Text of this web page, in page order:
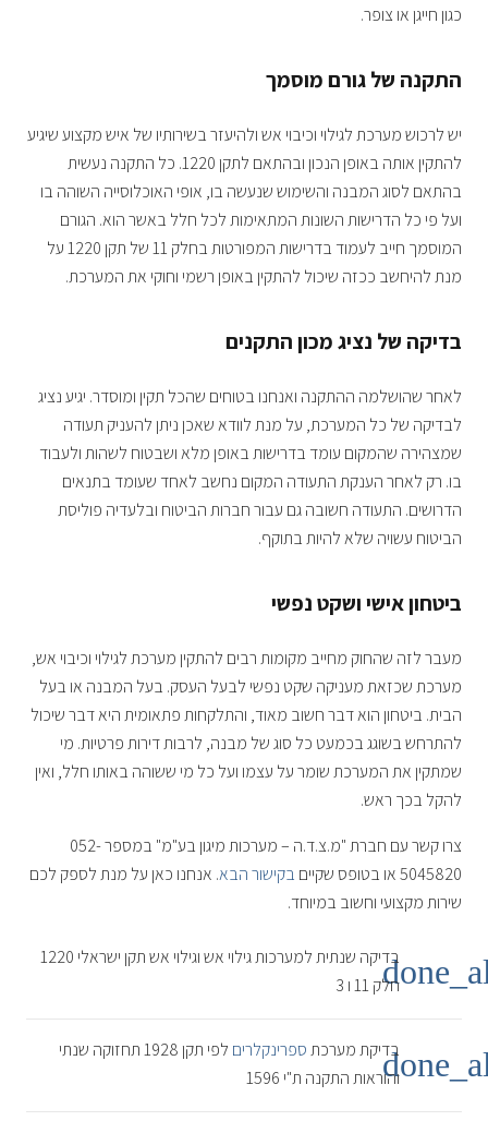
כגון חייגן או צופר.
התקנה של גורם מוסמך
יש לרכוש מערכת לגילוי וכיבוי אש ולהיעזר בשירותיו של איש מקצוע שיגיע
להתקין אותה באופן הנכון ובהתאם לתקן 1220. כל התקנה נעשית
בהתאם לסוג המבנה והשימוש שנעשה בו, אופי האוכלוסייה השוהה בו
ועל פי כל הדרישות השונות המתאימות לכל חלל באשר הוא. הגורם
המוסמך חייב לעמוד בדרישות המפורטות בחלק 11 של תקן 1220 על
מנת להיחשב ככזה שיכול להתקין באופן רשמי וחוקי את המערכת.
בדיקה של נציג מכון התקנים
לאחר שהושלמה ההתקנה ואנחנו בטוחים שהכל תקין ומוסדר. יגיע נציג
לבדיקה של כל המערכת, על מנת לוודא שאכן ניתן להעניק תעודה
שמצהירה שהמקום עומד בדרישות באופן מלא ושבטוח לשהות ולעבוד
בו. רק לאחר הענקת התעודה המקום נחשב לאחד שעומד בתנאים
הדרושים. התעודה חשובה גם עבור חברות הביטוח ובלעדיה פוליסת
הביטוח עשויה שלא להיות בתוקף.
ביטחון אישי ושקט נפשי
מעבר לזה שהחוק מחייב מקומות רבים להתקין מערכת לגילוי וכיבוי אש,
מערכת שכזאת מעניקה שקט נפשי לבעל העסק. בעל המבנה או בעל
הבית. ביטחון הוא דבר חשוב מאוד, והתלקחות פתאומית היא דבר שיכול
להתרחש בשוגג בכמעט כל סוג של מבנה, לרבות דירות פרטיות. מי
שמתקין את המערכת שומר על עצמו ועל כל מי ששוהה באותו חלל, ואין
להקל בכך ראש.
צרו קשר עם חברת "מ.צ.ד.ה – מערכות מיגון בע"מ" במספר 052-
5045820 או בטופס שקיים
בקישור הבא. אנחנו כאן על מנת לספק לכם
שירות מקצועי וחשוב במיוחד.
בדיקה שנתית למערכות גילוי אש וגילוי אש תקן ישראלי 1220
חלק 11 ו 3
בדיקת מערכתספרינקלרים
לפי תקן 1928 תחזוקה שנתי
והוראות התקנה ת"י 1596